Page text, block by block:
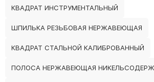
КВАДРАТ ИНСТРУМЕНТАЛЬНЫЙ
ШПИЛЬКА РЕЗЬБОВАЯ НЕРЖАВЕЮЩАЯ
КВАДРАТ СТАЛЬНОЙ КАЛИБРОВАННЫЙ
ПОЛОСА НЕРЖАВЕЮЩАЯ